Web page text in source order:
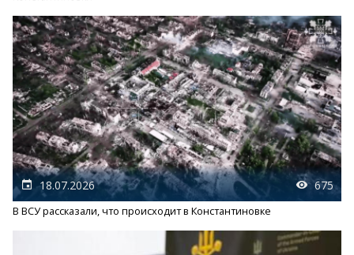
18.07.2026 675
В ВСУ рассказали, что происходит в Константиновке